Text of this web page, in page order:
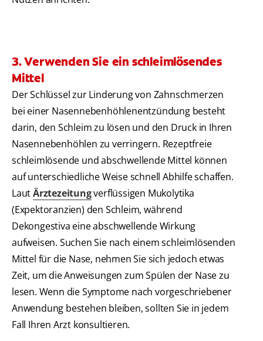
3. Verwenden Sie ein schleimlösendes
Mittel
Der Schlüssel zur Linderung von Zahnschmerzen
bei einer Nasennebenhöhlenentzündung besteht
darin, den Schleim zu lösen und den Druck in Ihren
Nasennebenhöhlen zu verringern. Rezeptfreie
schleimlösende und abschwellende Mittel können
auf unterschiedliche Weise schnell Abhilfe schaffen.
LautÄrztezeitungverflüssigen Mukolytika
(Expektoranzien) den Schleim, während
Dekongestiva eine abschwellende Wirkung
aufweisen. Suchen Sie nach einem schleimlösenden
Mittel für die Nase, nehmen Sie sich jedoch etwas
Zeit, um die Anweisungen zum Spülen der Nase zu
lesen. Wenn die Symptome nach vorgeschriebener
Anwendung bestehen bleiben, sollten Sie in jedem
Fall Ihren Arzt konsultieren.